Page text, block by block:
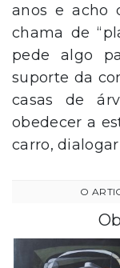
anos e acho
chama de
pede algo
suporte da
casas de
obedecer a
carro,